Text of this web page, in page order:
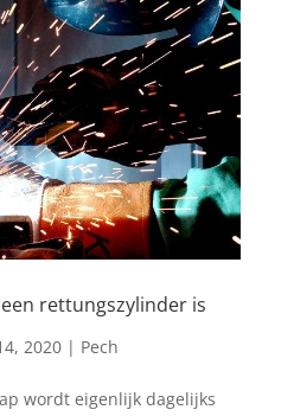
rettungszylinder is
2020| Pech
wordt eigenlijk dagelijks